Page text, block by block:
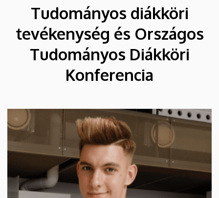
Tudományos diákköri
tevékenység és Országos
Tudományos Diákköri
Konferencia